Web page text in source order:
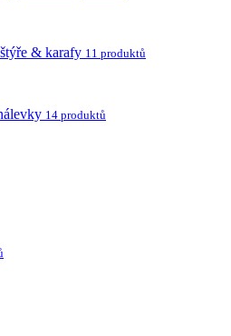
& karafy 11 produktů
14 produktů